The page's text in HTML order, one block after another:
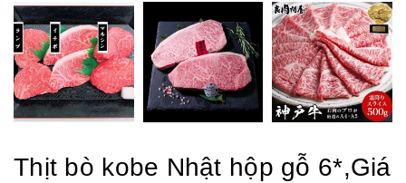
Thịt bò kobe Nhật hộp gỗ 6*,Giá